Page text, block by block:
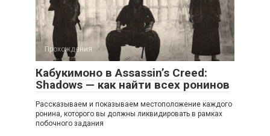
Прохождения
Кабукимоно в Assassin’s Creed:
Shadows — как найти всех ронинов
Рассказываем и показываем местоположение каждого
ронина, которого вы должны ликвидировать в рамках
побочного задания